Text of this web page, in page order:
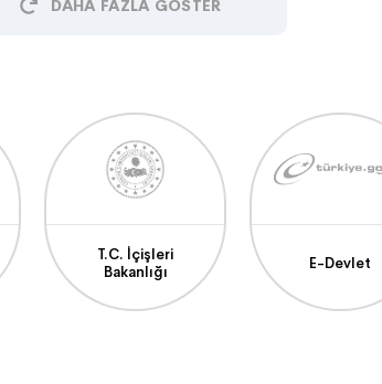
DAHA FAZLA GÖSTER
T.C. İçişleri
Bakanlığı
E-Devlet